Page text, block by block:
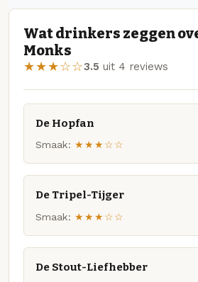
Wat drinkers zeggen
Monks
★★★☆☆3.5 uit 4 reviews
De Hopfan
Smaak: ★★★☆☆
De Tripel-Tijger
Smaak: ★★★☆☆
De Stout-Liefhebber